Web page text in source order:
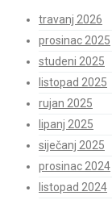
travanj 2026
prosinac 2025
studeni 2025
listopad 2025
rujan 2025
lipanj 2025
siječanj 2025
prosinac 2024
listopad 2024